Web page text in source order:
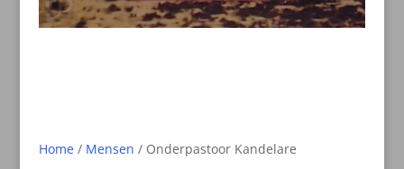
Home/ Mensen / Onderpastoor Kandelare